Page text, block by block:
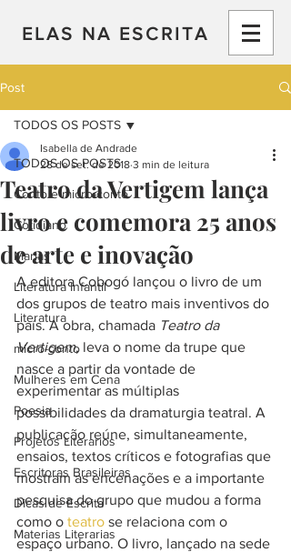
ELAS NA ESCRITA
Post
TODOS OS POSTS
Conto e micro-conto
Cotidiano
Marias
Literatura Infantil
Literatura
micro-conto
Mulheres em Cena
Poesia
Projetos Literarios
Escritoras Brasileiras
Dicas de Escrita
Materias Literarias
TODOS OS POSTS
Teatro da Vertigem lança
livro e comemora 25 anos
de arte e inovação
Isabella de Andrade
28 de set. de 2018 3 min de leitura
A editora Cobogó lançou o livro de um
dos grupos de teatro mais inventivos do
país. A obra, chamada Teatro da
Vertigem, leva o nome da trupe que
nasce a partir da vontade de
experimentar as múltiplas
possibilidades da dramaturgia teatral. A
publicação reúne, simultaneamente,
ensaios, textos críticos e fotografias que
mostram as encenações e a importante
pesquisa do grupo que mudou a forma
como o teatro se relaciona com o
espaço urbano. O livro, lançado na sede